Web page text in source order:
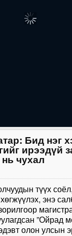
Бид нэг
ирээдүй
чухал
түүх
энэ
”Ойрад
олон